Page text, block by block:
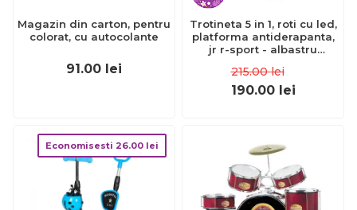
Magazin din carton, pentru
colorat, cu autocolante
91.00 lei
Trotineta 5 in 1, roti cu led,
platforma antiderapanta,
jr r-sport - albastru
215.00 lei
190.00 lei
Economisesti 26.00 lei